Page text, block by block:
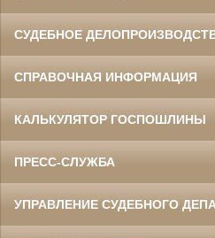
СУДЕБНОЕ
СПРАВОЧНАЯ ИНФОРМАЦИЯ
КАЛЬКУЛЯТОР ГОСПОШЛИНЫ
ПРЕСС-СЛУЖБА
УПРАВЛЕНИЕ СУДЕБНОГО